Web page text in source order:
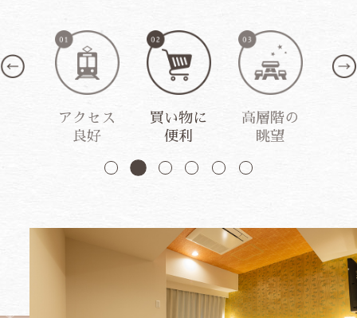
アクセス
良好
買い物に
便利
高層階の
眺望